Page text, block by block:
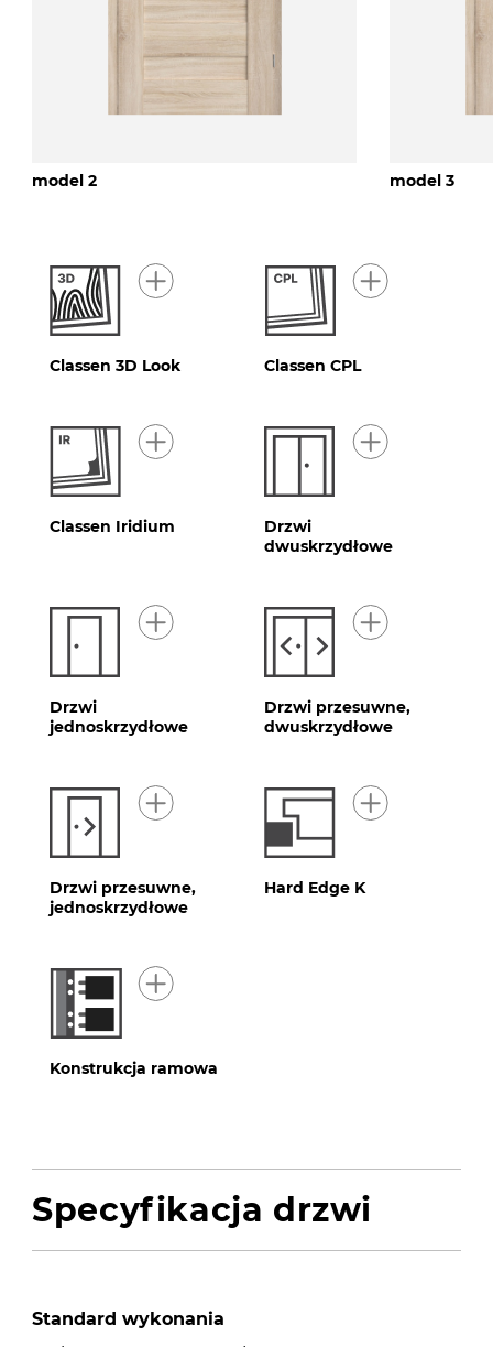
model 2 model 3
Classen 3D Look Classen CPL
Classen Iridium
Drzwi
dwuskrzydłowe
Drzwi
jednoskrzydłowe
Drzwi przesuwne,
dwuskrzydłowe
Drzwi przesuwne,
jednoskrzydłowe
Hard Edge K
Konstrukcja ramowa
Specyfikacja drzwi
Standard wykonania